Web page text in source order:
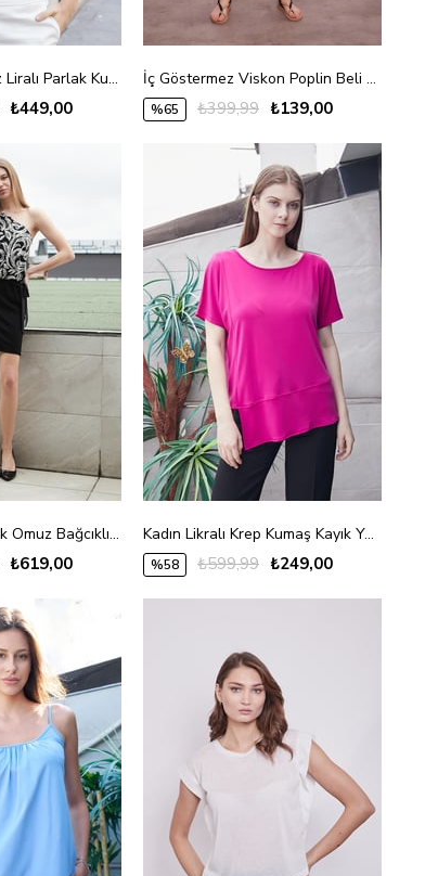
Kare Yaka Kolsuz Liralı Parlak Kumaş Body-Koyu Yeşil
₺449,00
İç Göstermez Viskon Poplin Beli Lastikli Cepli Paçası Büzgülü Rahat Pantolon -Tarçın
%65 ₺139,00
₺399,99
Kadın Desenli Tek Omuz Bağcıklı Likralı Kumaş Şık Elbise-Siyah Desen
₺619,00
Kadın Likralı Krep Kumaş Kayık Yaka Düşük Omuzlu Asimetrik Bluz-Magenta
%58 ₺249,00
₺599,99